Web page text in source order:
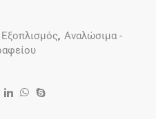
, Αναλώσιμα -